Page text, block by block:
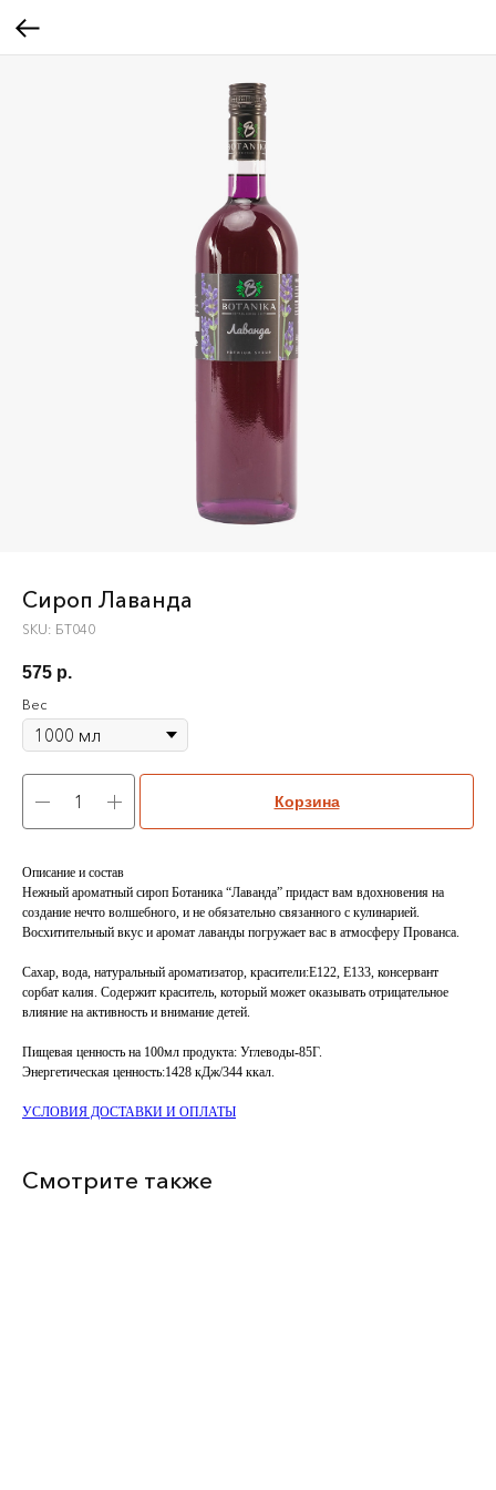
Сироп Лаванда
SKU: БТ040
575 р.
Вес
Корзина
Описание и состав
Нежный ароматный сироп Ботаника “Лаванда” придаст вам вдохновения на
создание нечто волшебного, и не обязательно связанного с кулинарией.
Восхитительный вкус и аромат лаванды погружает вас в атмосферу Прованса.
Сахар, вода, натуральный ароматизатор, красители:Е122, Е133, консервант
сорбат калия. Содержит краситель, который может оказывать отрицательное
влияние на активность и внимание детей.
Пищевая ценность на 100мл продукта: Углеводы-85Г.
Энергетическая ценность:1428 кДж/344 ккал.
УСЛОВИЯ ДОСТАВКИ И ОПЛАТЫ
Смотрите также